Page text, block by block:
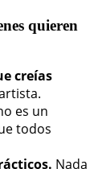
quieren
creías
es un
todos
Nada